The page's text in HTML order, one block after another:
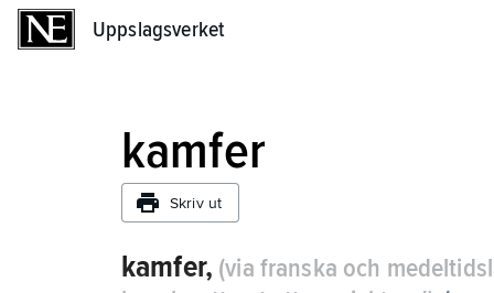
Uppslagsverket
kamfer
Skriv ut
kamfer, (via franska och